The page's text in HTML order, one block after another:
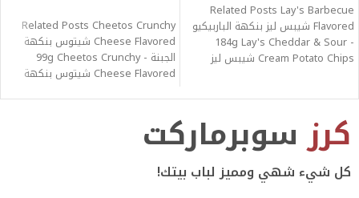
Related Posts Lay's Barbecue
Flavored شيبس ليز بنكهة الباربيكيو
- 184g Lay's Cheddar & Sour
Cream Potato Chips شيبس ليز
Related Posts Cheetos Crunchy
Cheese Flavored شيتوس بنكهة
الجبنة - 99g Cheetos Crunchy
Cheese Flavored شيتوس بنكهة
كرز سوبرماركت
كل شيء شهي ومميز لباب بيتك!